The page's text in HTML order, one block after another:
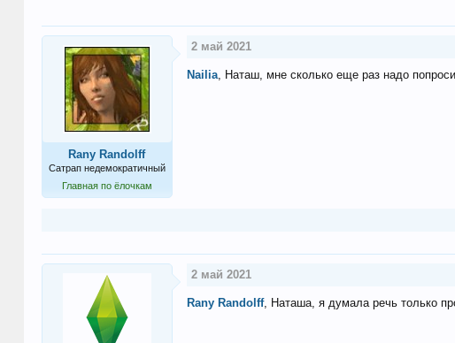
Rany Randolff
Сатрап недемократичный
Главная по ёлочкам
2 май 2021
Nailia, Наташ, мне сколько еще раз надо
2 май 2021
Rany Randolff, Наташа, я думала речь только